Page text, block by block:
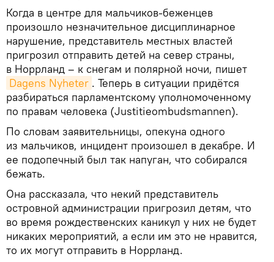
Когда в центре для мальчиков-беженцев
произошло незначительное дисциплинарное
нарушение, представитель местных властей
пригрозил отправить детей на север страны,
в Норрланд – к снегам и полярной ночи, пишет
Dagens Nyheter . Теперь в ситуации придётся
разбираться парламентскому уполномоченному
по правам человека (Justitieombudsmannen).
По словам заявительницы, опекуна одного
из мальчиков, инцидент произошел в декабре. И
ее подопечный был так напуган, что собирался
бежать.
Она рассказала, что некий представитель
островной администрации пригрозил детям, что
во время рождественских каникул у них не будет
никаких мероприятий, а если им это не нравится,
то их могут отправить в Норрланд.